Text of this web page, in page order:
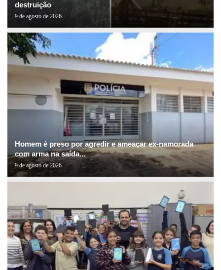
destruição
9 de agosto de 2026
Homem é preso por agredir e ameaçar ex-namorada
com arma na saída...
9 de agosto de 2026